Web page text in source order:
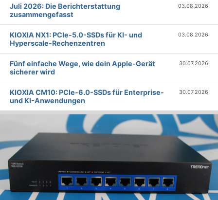
Juli 2026: Die Bericht­erstattung
zusammengefasst
03.08.2026
KIOXIA NX1: PCIe-5.0-SSDs für KI- und
Hyperscale-Rechenzentren
03.08.2026
Fünf einfache Wege, wie dein Apple-Gerät
sicherer wird
30.07.2026
KIOXIA CM10: PCIe-6.0-SSDs für Enterprise-
und KI-Anwendungen
30.07.2026